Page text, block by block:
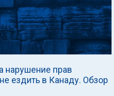
нарушение прав
ездить в Канаду. Обзор